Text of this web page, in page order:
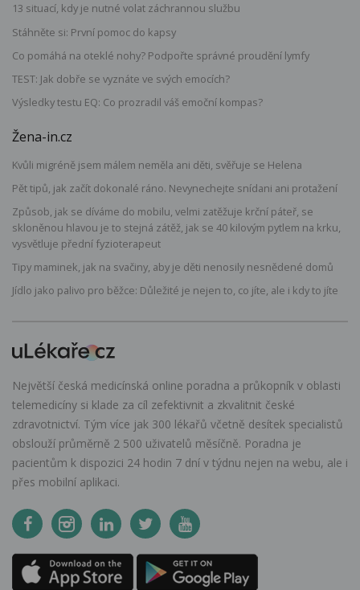
13 situací, kdy je nutné volat záchrannou službu
Stáhněte si: První pomoc do kapsy
Co pomáhá na oteklé nohy? Podpořte správné proudění lymfy
TEST: Jak dobře se vyznáte ve svých emocích?
Výsledky testu EQ: Co prozradil váš emoční kompas?
Žena-in.cz
Kvůli migréně jsem málem neměla ani děti, svěřuje se Helena
Pět tipů, jak začít dokonalé ráno. Nevynechejte snídani ani protažení
Způsob, jak se díváme do mobilu, velmi zatěžuje krční páteř, se
skloněnou hlavou je to stejná zátěž, jak se 40 kilovým pytlem na krku,
vysvětluje přední fyzioterapeut
Tipy maminek, jak na svačiny, aby je děti nenosily nesnědené domů
Jídlo jako palivo pro běžce: Důležité je nejen to, co jíte, ale i kdy to jíte
Největší česká medicínská online poradna a průkopník v oblasti
telemedicíny si klade za cíl zefektivnit a zkvalitnit české
zdravotnictví. Tým více jak 300 lékařů včetně desítek specialistů
obslouží průměrně 2 500 uživatelů měsíčně. Poradna je
pacientům k dispozici 24 hodin 7 dní v týdnu nejen na webu, ale i
přes mobilní aplikaci.